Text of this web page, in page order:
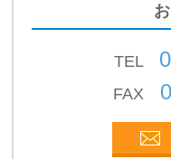
TEL
FAX